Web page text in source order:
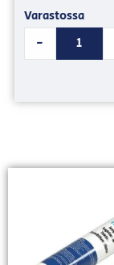
Varastossa
-